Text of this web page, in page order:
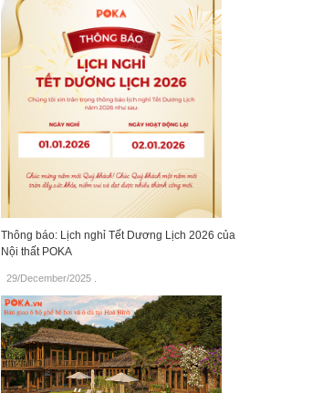
Thông báo: Lịch nghỉ Tết Dương Lịch 2026 của
Nội thất POKA
29/December/2025.